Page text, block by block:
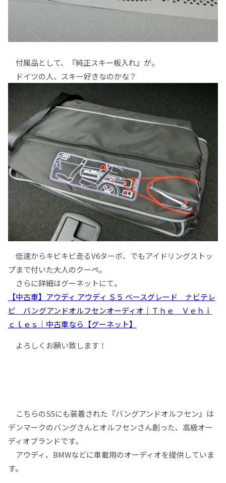
付属品として、『純正スキー板入れ』が。
ドイツの人、スキー好きなのかな？
低速からキビキビ走るV6ターボ、でもアイドリングストッ
プまで付いた大人のクーペ。
さらに詳細はグーネットにて。
【中古車】アウディ アウディ Ｓ５ ベースグレード ナビテレ
ビ バングアンドオルフセンオーディオ｜Ｔｈｅ Ｖｅｈｉ
ｃｌｅｓ｜中古車なら【グーネット】
よろしくお願い致します！
こちらのS5にも装着された『バングアンドオルフセン』は
デンマークのバングさんとオルフセンさん創った、高級オー
ディオブランドです。
アウディ、BMWなどに車載用のオーディオを提供していま
す。